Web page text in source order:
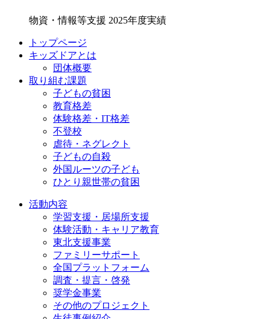
物資・情報等支援 2025年度実績
トップページ
キッズドアとは
団体概要
取り組む課題
子どもの貧困
教育格差
体験格差・IT格差
不登校
虐待・ネグレクト
子どもの自殺
外国ルーツの子ども
ひとり親世帯の貧困
活動内容
学習支援・居場所支援
体験活動・キャリア教育
東北支援事業
ファミリーサポート
全国プラットフォーム
調査・提言・啓発
奨学金事業
その他のプロジェクト